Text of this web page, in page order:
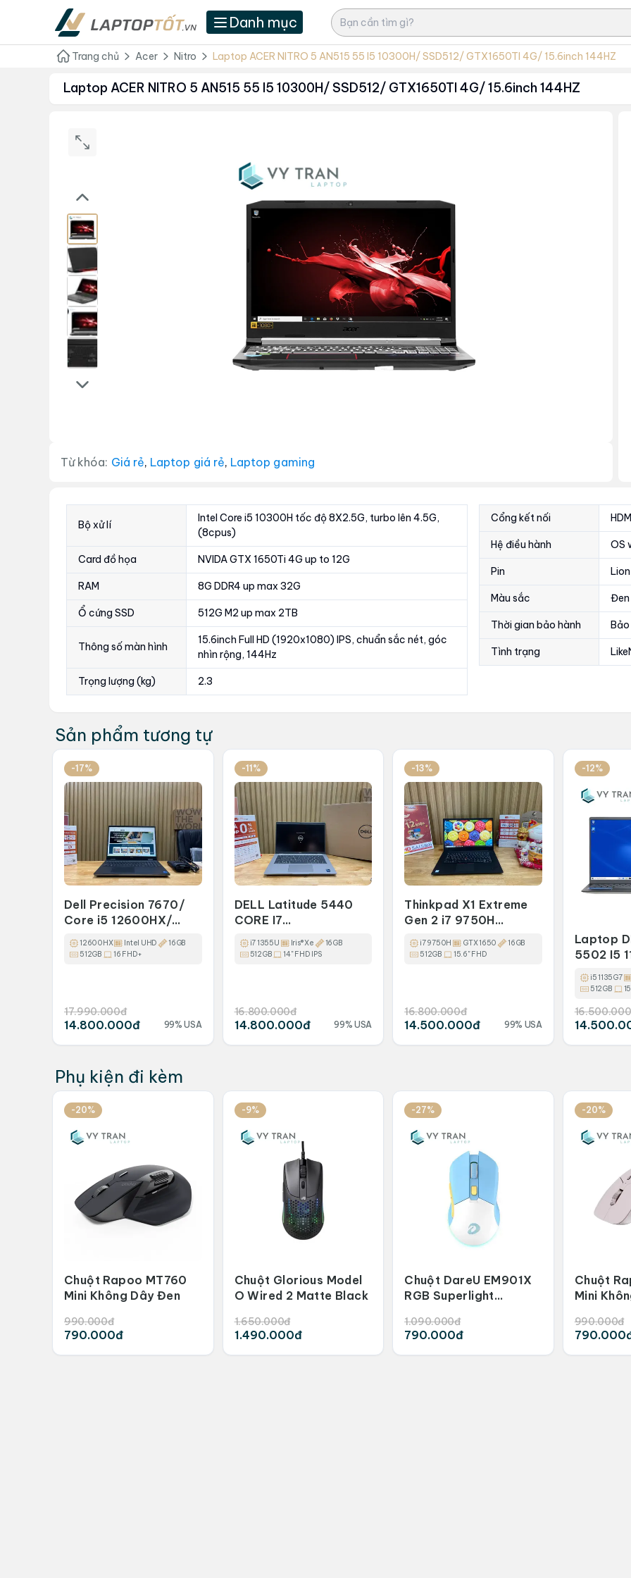
Danh mục
Trang chủ Acer Nitro Laptop ACER NITRO 5 AN515 55 I5 10300H/ SSD512/ GTX1650TI 4G/ 15.6inch 144HZ
Laptop ACER NITRO 5 AN515 55 I5 10300H/ SSD512/ GTX1650TI 4G/ 15.6inch 144HZ
Từ khóa: Giá rẻ, Laptop giá rẻ, Laptop gaming
Bộ xử lí
Intel Core i5 10300H tốc độ 8X2.5G, turbo lên 4.5G,
(8cpus)
Card đồ họa NVIDA GTX 1650Ti 4G up to 12G
RAM 8G DDR4 up max 32G
Ổ cứng SSD 512G M2 up max 2TB
Thông số màn hình
15.6inch Full HD (1920x1080) IPS, chuẩn sắc nét, góc
nhìn rộng, 144Hz
Trọng lượng (kg) 2.3
Cổng kết nối
Hệ điều hành OS
Pin
Màu sắc
Thời gian bảo hành
Tình trạng
Sản phẩm tương tự
-17%
Dell Precision 7670/
Core i5 12600HX/
16GB/ 512GB/ Intel
UHD/ 16 inch
12600HX Intel UHD
16GB
512GB
16 FHD+
17.990.000đ
14.800.000đ 99% USA
-11%
DELL Latitude 5440
CORE I7
1355U/16GB/512GB
SSD/ INTEL IRIS XE /
i7 1355U Iris® Xe
16GB
512GB
14" FHD IPS
16.800.000đ
14.800.000đ 99% USA
-13%
Thinkpad X1 Extreme
Gen 2 i7 9750H
i7 9750H GTX 1650
16GB
512GB
15.6" FHD
16.800.000đ
14.500.000đ 99% USA
-12%
Laptop
5502 I5
8GB
i5 1135G7
512GB
Phụ kiện đi kèm
-20%
Chuột Rapoo MT760
Mini Không Dây Đen
990.000đ
790.000đ
-9%
Chuột Glorious Model
O Wired 2 Matte Black
1.650.000đ
1.490.000đ
-27%
Chuột DareU EM901X
RGB Superlight
1.090.000đ
790.000đ
-20%
Chuột
Mini
990.000đ